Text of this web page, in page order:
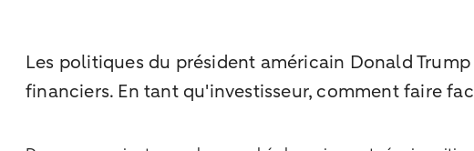
Les politiques du président américain Donald
financiers. En tant qu'investisseur, comment faire